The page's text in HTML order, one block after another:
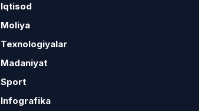
Iqtisod
Moliya
Texnologiyalar
Madaniyat
Sport
Infografika